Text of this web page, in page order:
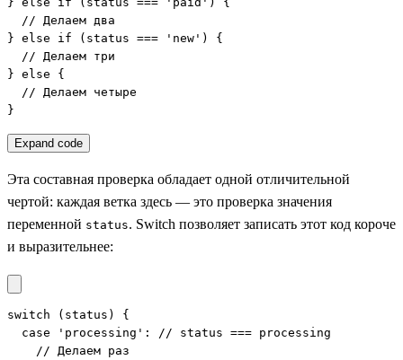
  // Делаем два
} else if (status === 'new') {
  // Делаем три
} else {
  // Делаем четыре
}
Expand code
Эта составная проверка обладает одной отличительной
чертой: каждая ветка здесь — это проверка значения
переменной status. Switch позволяет записать этот код короче
и выразительнее:
switch (status) {
  case 'processing': // status === processing
    // Делаем раз